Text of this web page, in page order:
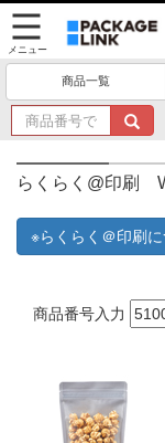
メニュー
商品一覧
商
品
番
号
す
らくらく@印刷
※らくらく＠印刷
商品番号入力